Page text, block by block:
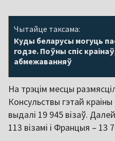
Чытайце таксама:
Куды беларусы могуць
годзе. Поўны спіс
абмежаванняў
На трэцім месцы
Консульствы гэтай
выдалі 19 945 візаў.
113 візамі і Францыя – 13